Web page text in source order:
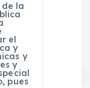
la
el
y
y
y
pues